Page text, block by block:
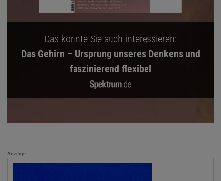
Das könnte Sie auch interessieren:
Das Gehirn – Ursprung unseres Denkens und
faszinierend flexibel
Anzeige